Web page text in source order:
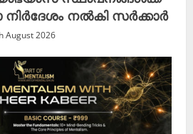
നൽകി സർക്കാർ
August 2026